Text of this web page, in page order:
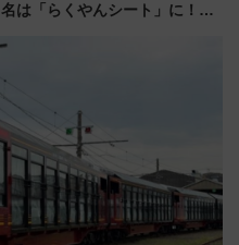
名は「らくやんシート」に！新
を快適移動